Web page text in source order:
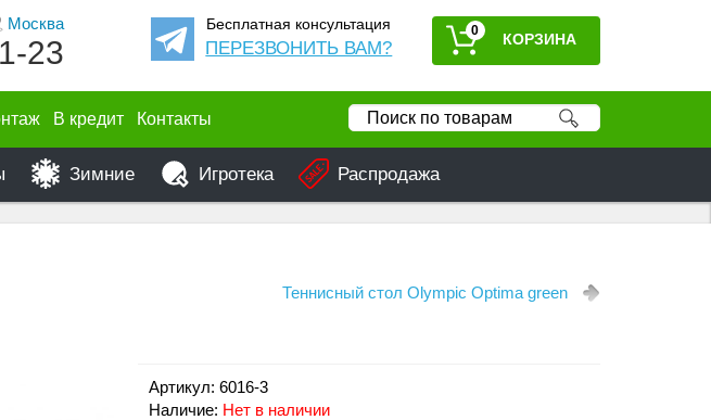
Москва
23
Бесплатная консультация
ПЕРЕЗВОНИТЬ ВАМ?
0
В кредит Контакты
Зимние Игротека Распродажа
Теннисный стол Olympic Optima green
Артикул: 6016-3
Наличие: Нет в наличии